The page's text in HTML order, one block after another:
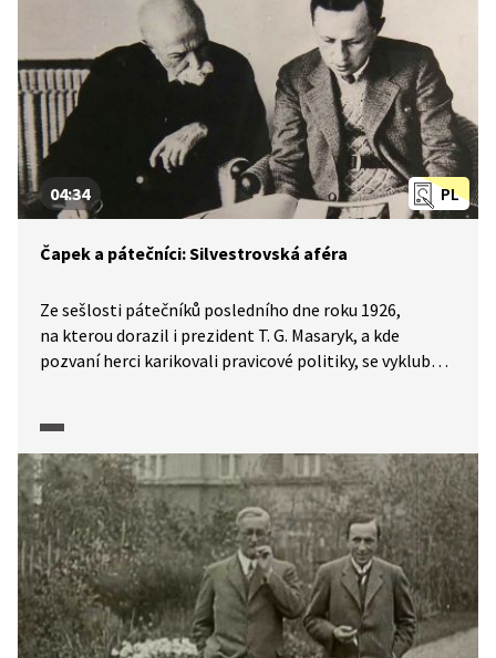
PL
04:34
Čapek a pátečníci: Silvestrovská aféra
Ze sešlosti pátečníků posledního dne roku 1926,
na kterou dorazil i prezident T. G. Masaryk, a kde
pozvaní herci karikovali pravicové politiky, se vyklubala
protimasarykovské kampaně před prezidentskými
volbami.